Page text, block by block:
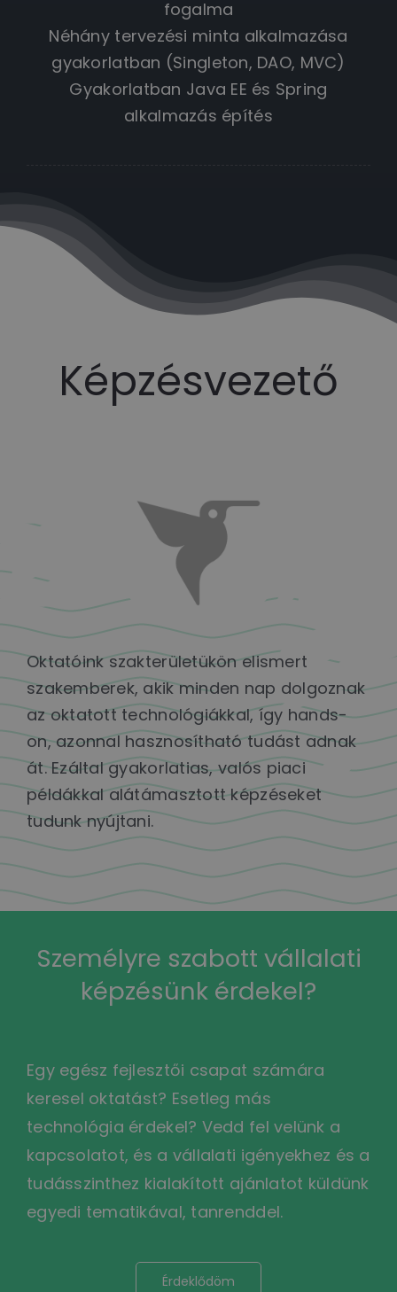
fogalma
Néhány tervezési minta alkalmazása
gyakorlatban (Singleton, DAO, MVC)
Gyakorlatban Java EE és Spring
alkalmazás építés
Képzésvezető
Oktatóink szakterületükön elismert
szakemberek, akik minden nap dolgoznak
az oktatott technológiákkal, így hands-
on, azonnal hasznosítható tudást adnak
át. Ezáltal gyakorlatias, valós piaci
példákkal alátámasztott képzéseket
tudunk nyújtani.
Személyre szabott vállalati
képzésünk érdekel?
Egy egész fejlesztői csapat számára
keresel oktatást? Esetleg más
technológia érdekel? Vedd fel velünk a
kapcsolatot, és a vállalati igényekhez és a
tudásszinthez kialakított ajánlatot küldünk
egyedi tematikával, tanrenddel.
Érdeklődöm